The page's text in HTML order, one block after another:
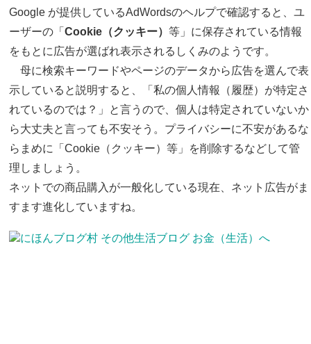
Google が提供しているAdWordsのヘルプで確認すると、ユ
ーザーの「Cookie（クッキー）等」に保存されている情報
をもとに広告が選ばれ表示されるしくみのようです。
母に検索キーワードやページのデータから広告を選んで表
示していると説明すると、「私の個人情報（履歴）が特定さ
れているのでは？」と言うので、個人は特定されていないか
ら大丈夫と言っても不安そう。プライバシーに不安があるな
らまめに「Cookie（クッキー）等」を削除するなどして管
理しましょう。
ネットでの商品購入が一般化している現在、ネット広告がま
すます進化していますね。